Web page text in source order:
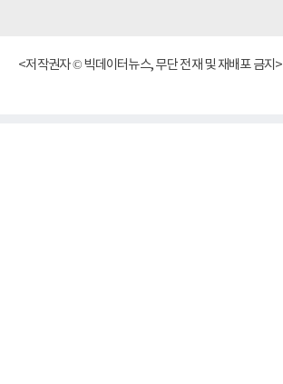
<저작권자 © 빅데이터뉴스, 무단 전재 및 재배포 금지>